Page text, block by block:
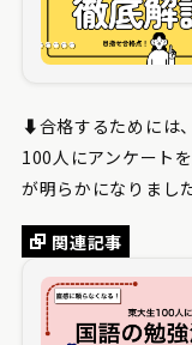
⬇️合格するためには
100人にアンケート
が明らかになりまし
関連記事